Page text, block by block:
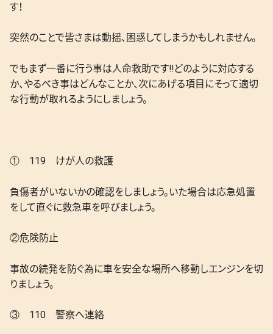
す！
突然のことで皆さまは動揺、困惑してしまうかもしれません。
でもまず一番に行う事は人命救助です‼どのように対応する
か、やるべき事はどんなことか、次にあげる項目にそって適切
な行動が取れるようにしましょう。
① 119 けが人の救護
負傷者がいないかの確認をしましょう。いた場合は応急処置
をして直ぐに救急車を呼びましょう。
②危険防止
事故の続発を防ぐ為に車を安全な場所へ移動しエンジンを切
りましょう。
③ 110 警察へ連絡